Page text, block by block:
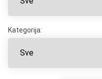
Kategorija: